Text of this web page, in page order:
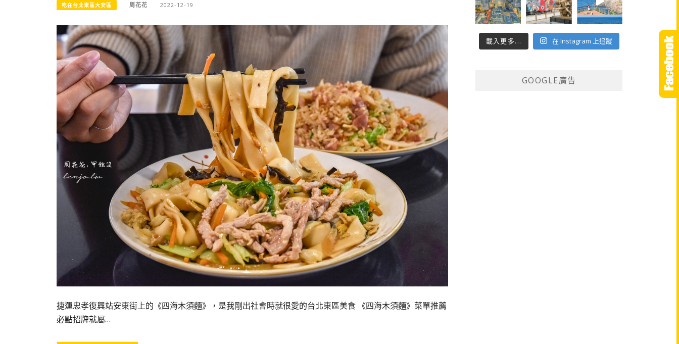
吃在台北東區大安區 周花花 2022-12-19
捷運忠孝復興站安東街上的《四海木須麵》，是我剛出社會時就很愛的台北東區美食 《四海木須麵》菜單推薦
必點招牌就屬…
載入更多... 在 Instagram 上追蹤
GOOGLE廣告